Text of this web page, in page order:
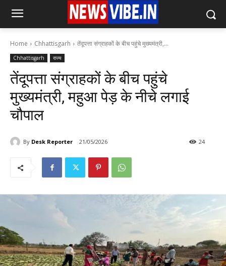
Home Chhattisgarh तेंदूपत्ता संग्राहकों के बीच पहुंचे मुख्यमंत्री,...
Chhattisgarh राज्य
तेंदूपत्ता संग्राहकों के बीच पहुंचे
मुख्यमंत्री, महुआ पेड़ के नीचे लगाई
चौपाल
By Desk Reporter 21/05/2026 24